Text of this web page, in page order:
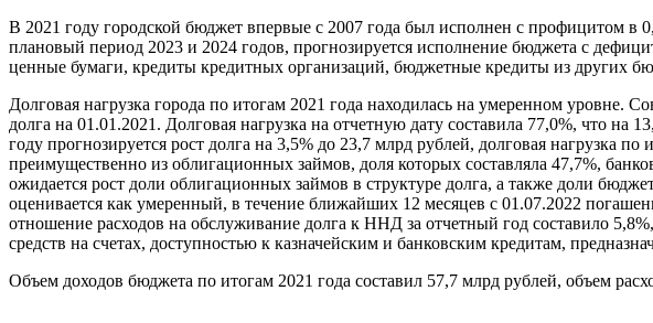
В 2021 году городской бюджет впервые с 2007 года был исполнен с профицитом
плановый период 2023 и 2024 годов, прогнозируется исполнение бюджета с
ценные бумаги, кредиты кредитных организаций, бюджетные кредиты из других
Долговая нагрузка города по итогам 2021 года находилась на умеренном уровне.
долга на 01.01.2021. Долговая нагрузка на отчетную дату составила 77,0%, что
году прогнозируется рост долга на 3,5% до 23,7 млрд рублей, долговая нагрузка
преимущественно из облигационных займов, доля которых составляла 47,7%,
ожидается рост доли облигационных займов в структуре долга, а также доли
оценивается как умеренный, в течение ближайших 12 месяцев с 01.07.2022
отношение расходов на обслуживание долга к ННД за отчетный год составило
средств на счетах, доступностью к казначейским и банковским кредитам,
Объем доходов бюджета по итогам 2021 года составил 57,7 млрд рублей, объем